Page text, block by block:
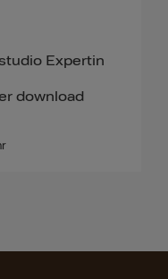
Expertin
download